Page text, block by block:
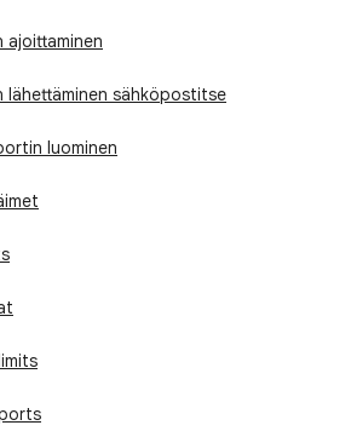
ajoittaminen
lähettäminen sähköpostitse
luominen